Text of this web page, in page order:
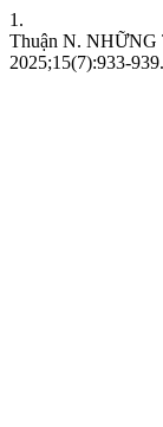
1.
Thuận N.
2025;15(7):933-